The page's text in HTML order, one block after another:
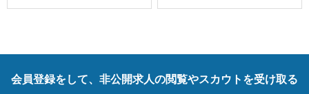
会員登録をして、非公開求人の閲覧やスカウトを受け取る